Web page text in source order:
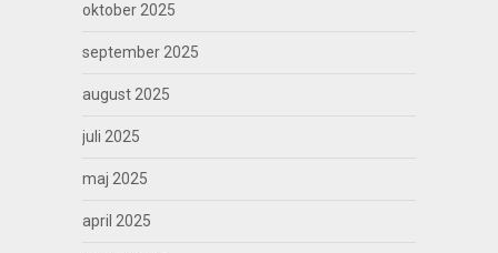
oktober 2025
september 2025
august 2025
juli 2025
maj 2025
april 2025